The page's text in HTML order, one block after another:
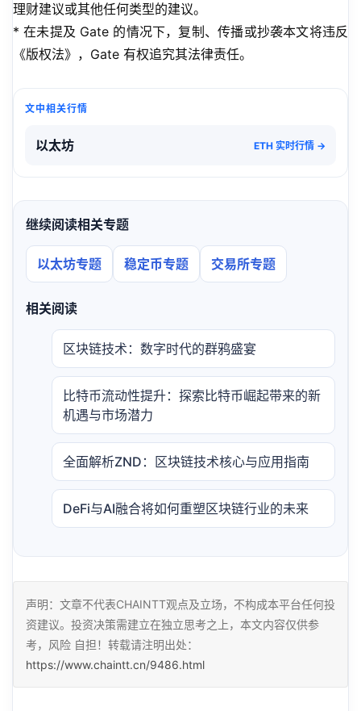
理财建议或其他任何类型的建议。
* 在未提及 Gate 的情况下，复制、传播或抄袭本文将违反
《版权法》，Gate 有权追究其法律责任。
文中相关行情
以太坊 ETH 实时行情 →
继续阅读相关专题
以太坊专题 稳定币专题 交易所专题
相关阅读
区块链技术：数字时代的群鸦盛宴
比特币流动性提升：探索比特币崛起带来的新
机遇与市场潜力
全面解析ZND：区块链技术核心与应用指南
DeFi与AI融合将如何重塑区块链行业的未来
声明：文章不代表CHAINTT观点及立场，不构成本平台任何投
资建议。投资决策需建立在独立思考之上，本文内容仅供参
考，风险 自担！转载请注明出处：
https://www.chaintt.cn/9486.html